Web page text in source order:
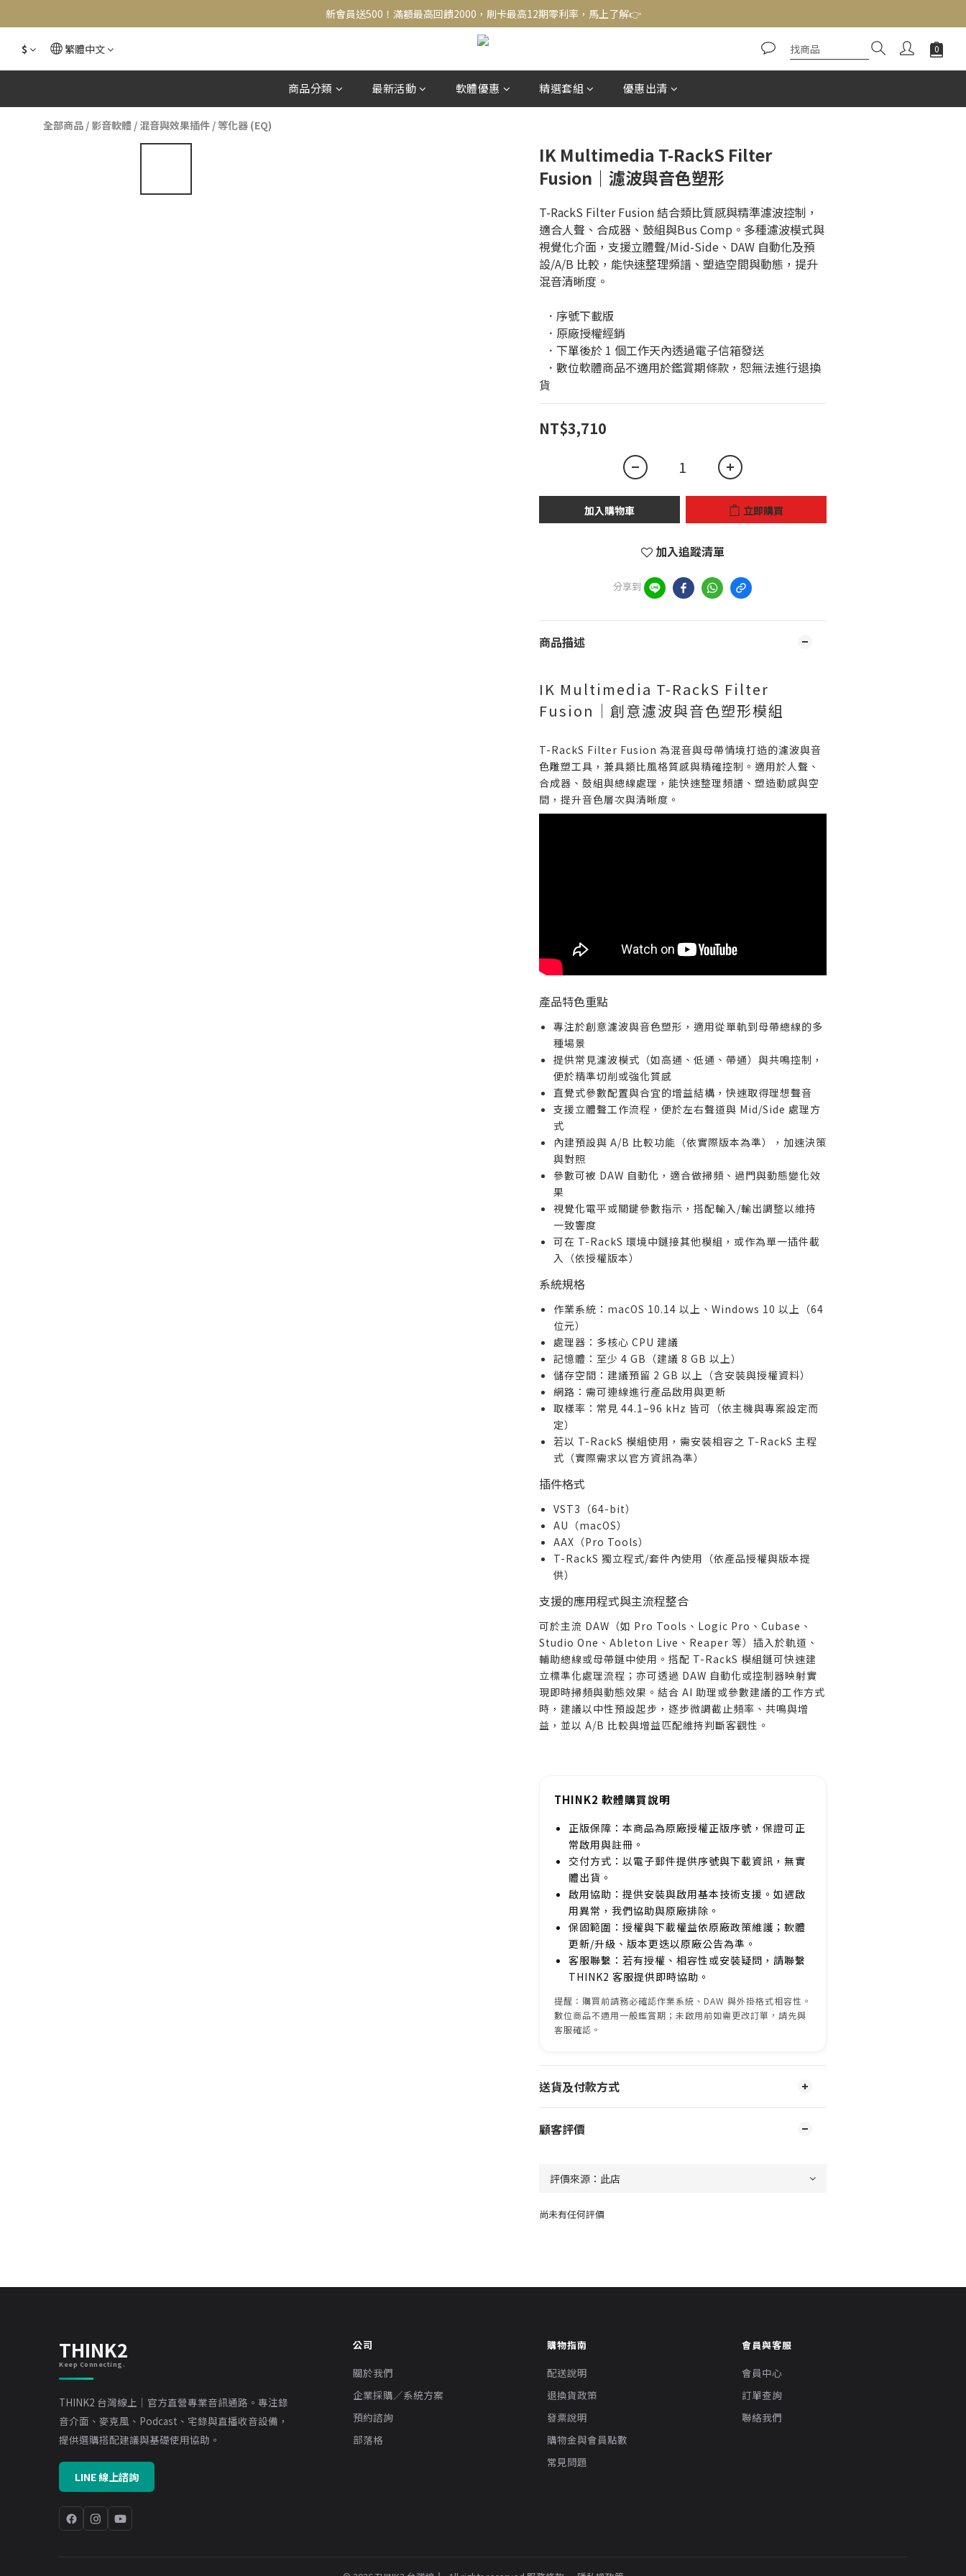
新會員送500！滿額最高回饋2000，刷卡最高12期零利率，馬上了解👉
新會員送500！滿額最高回饋2000，刷卡最高12期零利率，馬上了解👉
結帳頁選zingala銀角零卡分期，輕鬆打包
$ 繁體中文
商品分類 最新活動 軟體優惠 精選套組 優惠出清
全部商品 / 影音軟體 / 混音與效果插件 /等化器 (EQ)
IK Multimedia T-RackS Filter
Fusion｜濾波與音色塑形
T-RackS Filter Fusion 結合類比質感與精準濾波控制，
適合人聲、合成器、鼓組與Bus Comp。多種濾波模式與
視覺化介面，支援立體聲/Mid-Side、DAW 自動化及預
設/A/B 比較，能快速整理頻譜、塑造空間與動態，提升
混音清晰度。
  ．序號下載版
  ．原廠授權經銷
  ．下單後於 1 個工作天內透過電子信箱發送
貨
NT$3,710
加入購物車 立即購買
加入追蹤清單
分享到
商品描述
IK Multimedia T-RackS Filter
Fusion｜創意濾波與音色塑形模組
T-RackS Filter Fusion 為混音與母帶情境打造的濾波與音
色雕塑工具，兼具類比風格質感與精確控制。適用於人聲、
合成器、鼓組與總線處理，能快速整理頻譜、塑造動感與空
間，提升音色層次與清晰度。
產品特色重點
專注於創意濾波與音色塑形，適用從單軌到母帶總線的多
種場景
提供常見濾波模式（如高通、低通、帶通）與共鳴控制，
便於精準切削或強化質感
直覺式參數配置與合宜的增益結構，快速取得理想聲音
支援立體聲工作流程，便於左右聲道與 Mid/Side 處理方
式
內建預設與 A/B 比較功能（依實際版本為準），加速決策
與對照
參數可被 DAW 自動化，適合做掃頻、過門與動態變化效
果
視覺化電平或關鍵參數指示，搭配輸入/輸出調整以維持
一致響度
可在 T-RackS 環境中鏈接其他模組，或作為單一插件載
入（依授權版本）
系統規格
作業系統：macOS 10.14 以上、Windows 10 以上（64
位元）
處理器：多核心 CPU 建議
記憶體：至少 4 GB（建議 8 GB 以上）
儲存空間：建議預留 2 GB 以上（含安裝與授權資料）
網路：需可連線進行產品啟用與更新
取樣率：常見 44.1–96 kHz 皆可（依主機與專案設定而
定）
若以 T-RackS 模組使用，需安裝相容之 T-RackS 主程
式（實際需求以官方資訊為準）
插件格式
VST3（64-bit）
AU（macOS）
AAX（Pro Tools）
T-RackS 獨立程式/套件內使用（依產品授權與版本提
供）
支援的應用程式與主流程整合
可於主流 DAW（如 Pro Tools、Logic Pro、Cubase、
Studio One、Ableton Live、Reaper 等）插入於軌道、
輔助總線或母帶鏈中使用。搭配 T-RackS 模組鏈可快速建
立標準化處理流程；亦可透過 DAW 自動化或控制器映射實
現即時掃頻與動態效果。結合 AI 助理或參數建議的工作方式
時，建議以中性預設起步，逐步微調截止頻率、共鳴與增
益，並以 A/B 比較與增益匹配維持判斷客觀性。
THINK2 軟體購買說明
正版保障：本商品為原廠授權正版序號，保證可正
常啟用與註冊。
交付方式：以電子郵件提供序號與下載資訊，無實
體出貨。
啟用協助：提供安裝與啟用基本技術支援。如遇啟
用異常，我們協助與原廠排除。
保固範圍：授權與下載權益依原廠政策維護；軟體
更新/升級、版本更迭以原廠公告為準。
客服聯繫：若有授權、相容性或安裝疑問，請聯繫
THINK2 客服提供即時協助。
提醒：購買前請務必確認作業系統、DAW 與外掛格式相容性。
數位商品不適用一般鑑賞期；未啟用前如需更改訂單，請先與
客服確認。
送貨及付款方式
顧客評價
尚未有任何評價
立即購買
THINK2
Keep Connecting.
THINK2 台灣線上｜官方直營專業音訊通路。專注錄
音介面、麥克風、Podcast、宅錄與直播收音設備，
提供選購搭配建議與基礎使用協助。
LINE 線上諮詢
公司
關於我們
企業採購／系統方案
預約諮詢
部落格
購物指南
配送說明
退換貨政策
發票說明
購物金與會員點數
常見問題
會員與客服
會員中心
訂單查詢
聯絡我們